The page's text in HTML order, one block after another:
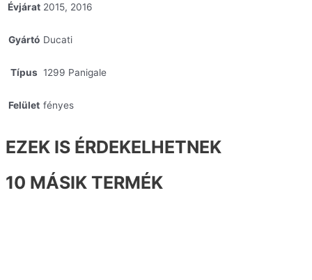
Évjárat 2015, 2016
Gyártó Ducati
Típus 1299 Panigale
Felület fényes
EZEK IS ÉRDEKELHETNEK
10 MÁSIK TERMÉK